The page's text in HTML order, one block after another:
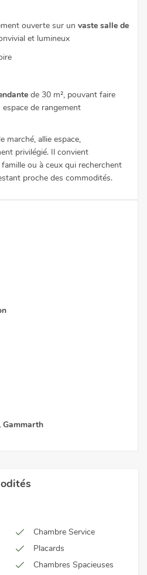
ouverte sur un vaste salle de
et lumineux
de 30 m², pouvant faire
de rangement
marché, allie espace,
privilégié. Il convient
ou à ceux qui recherchent
proche des commodités.
Gammarth
Chambre Service
Placards
Chambres Spacieuses